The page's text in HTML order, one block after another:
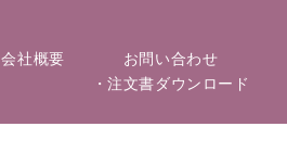
会社概要
お問い合わせ
・注文書ダウンロード